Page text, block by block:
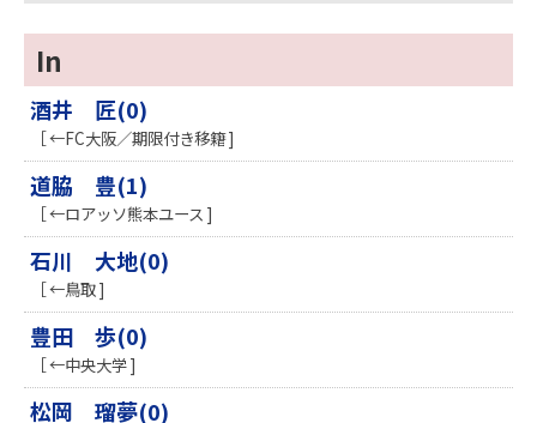
In
酒井 匠(0)
［ ←FC大阪／期限付き移籍 ]
道脇 豊(1)
［ ←ロアッソ熊本ユース ]
石川 大地(0)
［ ←鳥取 ]
豊田 歩(0)
［ ←中央大学 ]
松岡 瑠夢(0)